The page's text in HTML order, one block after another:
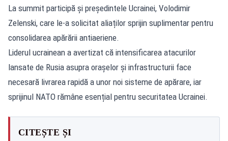
La summit participă și președintele Ucrainei, Volodimir
Zelenski, care le-a solicitat aliaților sprijin suplimentar pentru
consolidarea apărării antiaeriene.
Liderul ucrainean a avertizat că intensificarea atacurilor
lansate de Rusia asupra orașelor și infrastructurii face
necesară livrarea rapidă a unor noi sisteme de apărare, iar
sprijinul NATO rămâne esențial pentru securitatea Ucrainei.
CITEȘTE ȘI